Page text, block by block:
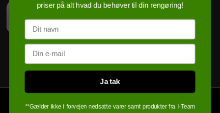
priser på alt hvad du behøver til din rengøring!
Navn
Email
Ja tak
**Gælder ikke i forvejen nedsatte varer samt produkter fra I-Team